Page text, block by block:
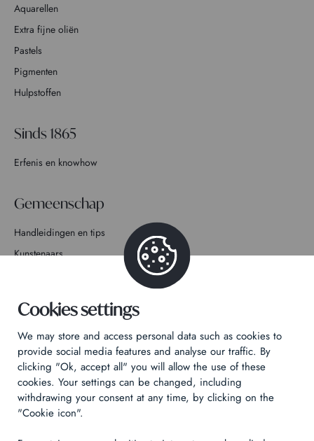
Aquarellen
Extra fijne oliën
Pastels
Pigmenten
Hulpstoffen
Sinds 1865
Erfenis en knowhow
Gemeenschap
Handleidingen en tips
Kunstenaars
Contact
Privacybeleid
Juridische informatie
Technical & Legal informations
Cookies settings
We may store and access personal data such as cookies to
provide social media features and analyse our traffic. By
clicking "Ok, accept all" you will allow the use of these
cookies. Your settings can be changed, including
withdrawing your consent at any time, by clicking on the
"Cookie icon".